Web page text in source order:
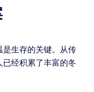
生存的关键。从传
经积累了丰富的冬